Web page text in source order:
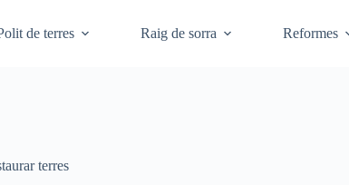
de terres
Raig de sorra Reformes
terres